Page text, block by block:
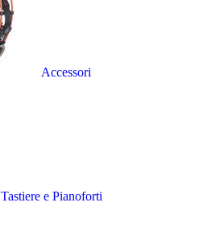
Accessori
Tastiere e Pianoforti